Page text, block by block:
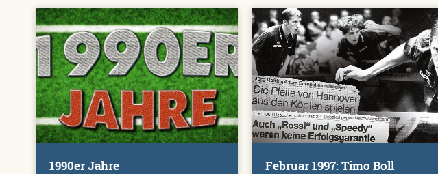
1990er Jahre
Februar 1997: Timo Boll